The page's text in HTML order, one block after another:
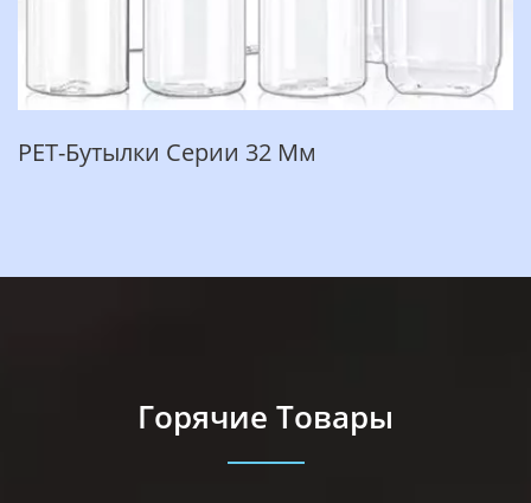
PET-Бутылки Серии 32 Мм
Горячие Товары